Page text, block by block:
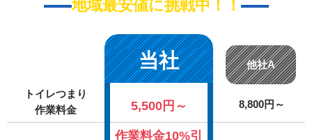
地域最安値に挑戦中！！
当社 他社A
トイレつまり
作業料金
5,500円～ 8,800円～
作業料金10%引